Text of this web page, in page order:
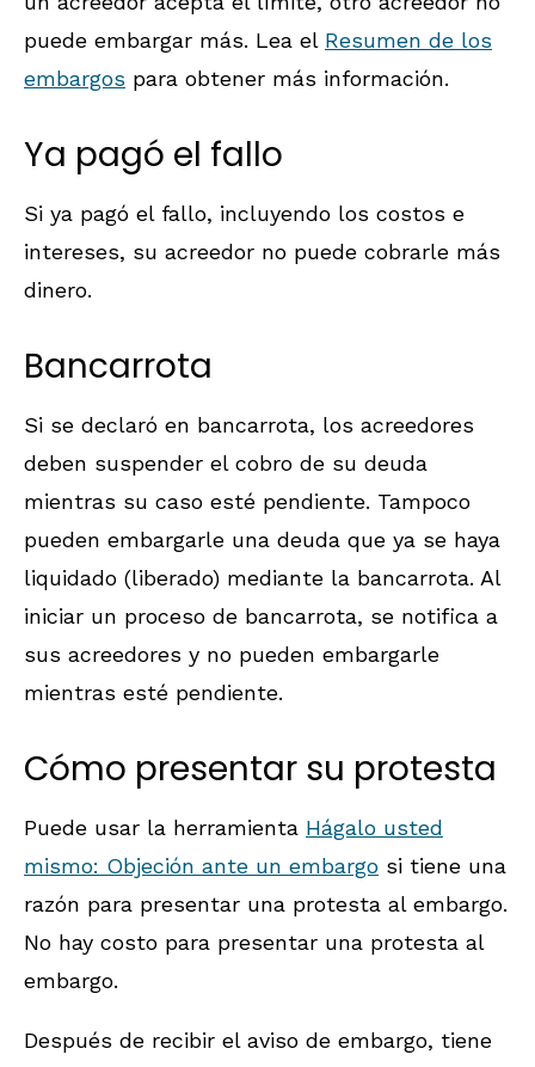
puede embargar más. Lea el Resumen de los
embargos para obtener más información.
Ya pagó el fallo
Si ya pagó el fallo, incluyendo los costos e
intereses, su acreedor no puede cobrarle más
dinero.
Bancarrota
Si se declaró en bancarrota, los acreedores
deben suspender el cobro de su deuda
mientras su caso esté pendiente. Tampoco
pueden embargarle una deuda que ya se haya
liquidado (liberado) mediante la bancarrota. Al
iniciar un proceso de bancarrota, se notifica a
sus acreedores y no pueden embargarle
mientras esté pendiente.
Cómo presentar su protesta
Puede usar la herramienta Hágalo usted
mismo: Objeción ante un embargo si tiene una
razón para presentar una protesta al embargo.
No hay costo para presentar una protesta al
embargo.
Después de recibir el aviso de embargo, tiene